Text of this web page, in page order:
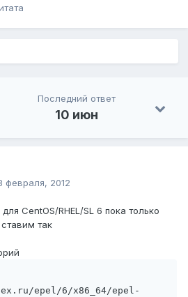
Последний ответ
10 июн
февраля, 2012
для CentOS/RHEL/SL 6 пока только
так
epel/6/x86_64/epel-